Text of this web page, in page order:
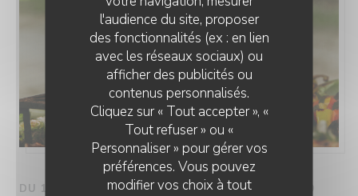
l'audience du site, proposer
des fonctionnalités (ex : en lien
avec les réseaux sociaux) ou
afficher des publicités ou
contenus personnalisés.
Cliquez sur « Tout accepter », «
Tout refuser » ou «
Personnaliser » pour gérer vos
préférences. Vous pouvez
modifier vos choix à tout
DU 13/05/2026 AU 30/09/2026 DE 00H00 À 00H00